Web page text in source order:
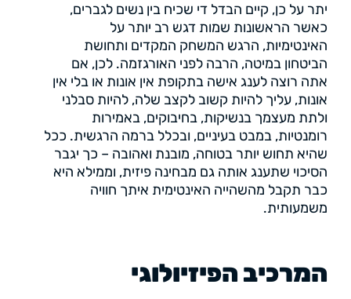
יתר על כן, קיים הבדל די שכיח בין נשים לגברים,
כאשר הראשונות שמות דגש רב יותר על
האינטימיות, הרגש המשחק המקדים ותחושת
הביטחון במיטה, הרבה לפני האורגזמה. לכן, אם
אתה רוצה לענג אישה בתקופת אין אונות או בלי אין
אונות, עליך להיות קשוב לקצב שלה, להיות סבלני
ולתת מעצמך בנשיקות, בחיבוקים, באמירות
רומנטיות, במבט בעיניים, ובכלל ברמה הרגשית. ככל
שהיא תחוש יותר בטוחה, מובנת ואהובה – כך יגבר
הסיכוי שתענג אותה גם מבחינה פיזית, וממילא היא
כבר תקבל מהשהייה האינטימית איתך חוויה
משמעותית.
המרכיב הפיזיולוגי